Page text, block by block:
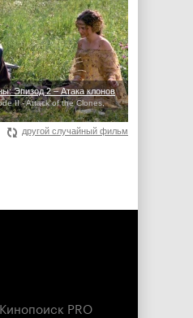
Эпизод 2 – Атака клонов
II - Attack of the Clones,
другой случайный фильм
Кинопоиск PRO